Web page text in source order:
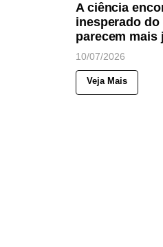
A ciência
inesperado
parecem mais
10/07/2026
Veja Mais